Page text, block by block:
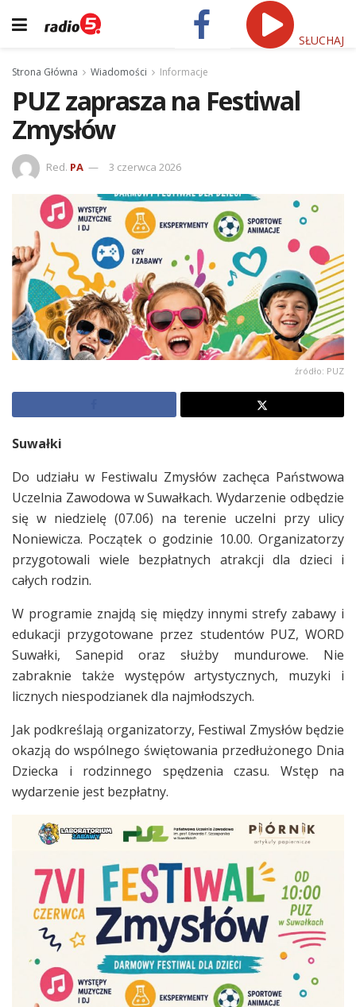
SŁUCHAJ
Strona Główna Wiadomości Informacje
PUZ zaprasza na Festiwal
Zmysłów
Red. PA 3 czerwca 2026
źródło: PUZ
Suwałki
Do udziału w Festiwalu Zmysłów zachęca Państwowa
Uczelnia Zawodowa w Suwałkach. Wydarzenie odbędzie
się w niedzielę (07.06) na terenie uczelni przy ulicy
Noniewicza. Początek o godzinie 10.00. Organizatorzy
przygotowali wiele bezpłatnych atrakcji dla dzieci i
całych rodzin.
W programie znajdą się między innymi strefy zabawy i
edukacji przygotowane przez studentów PUZ, WORD
Suwałki, Sanepid oraz służby mundurowe. Nie
zabraknie także występów artystycznych, muzyki i
licznych niespodzianek dla najmłodszych.
Jak podkreślają organizatorzy, Festiwal Zmysłów będzie
okazją do wspólnego świętowania przedłużonego Dnia
Dziecka i rodzinnego spędzenia czasu. Wstęp na
wydarzenie jest bezpłatny.